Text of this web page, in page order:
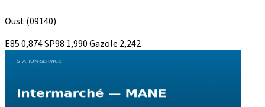
Oust(09140)
E850,874SP98 1,990Gazole 2,242